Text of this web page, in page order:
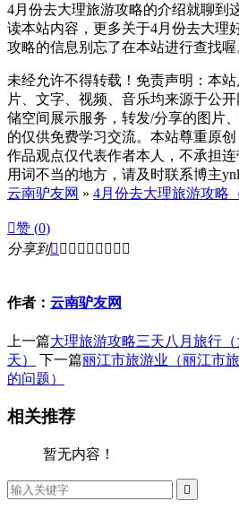
4月份去大理旅游攻略的介绍就聊到
读本站内容，更多关于4月份去大理
攻略的信息别忘了在本站进行查找喔
未经允许不得转载！免责声明：本
片、文字、视频、音乐均来源于公
储空间展示服务，转发/分享的图片
的仅供免费学习交流。本站尊重原
作品观点仅代表作者本人，不承担
用词不当的地方，请及时联系博主
云南驴友网 » 4月份去大理旅游攻略
赞 (0)
分享到        
作者： 云南驴友网
上一篇大理旅游攻略三天八月旅行
天）
下一篇丽江市旅游业（丽江市
的问题）
相关推荐
暂无内容！
